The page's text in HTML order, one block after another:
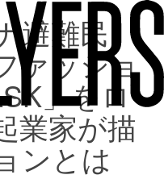
避難民
ァッショ
」をロ
業家が描
ンとは